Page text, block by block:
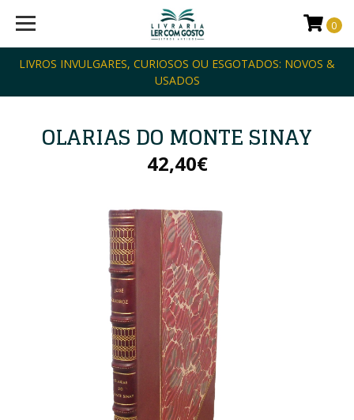
LIVROS INVULGARES, CURIOSOS OU ESGOTADOS: NOVOS &
USADOS
0
OLARIAS DO MONTE SINAY
42,40€